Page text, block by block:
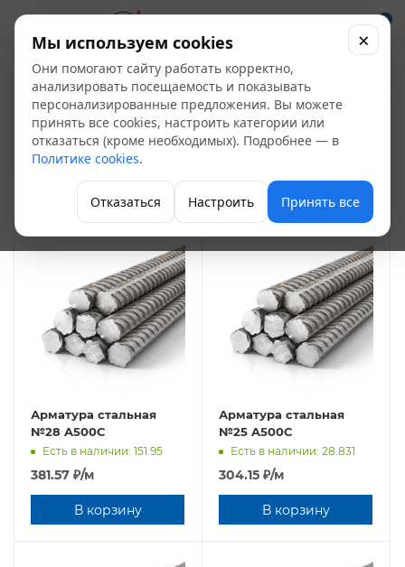
0
Арматура рифленая
11
Арматура стальная
ФИЛЬТР
Арматура стальная
№28 A500С
Есть в наличии: 151.95
381.57 ₽/м
В корзину
Арматура стальная
№25 A500С
Есть в наличии: 28.831
304.15 ₽/м
В корзину
Мы используем cookies
Они помогают сайту работать корректно,
анализировать посещаемость и показывать
персонализированные предложения. Вы можете
принять все cookies, настроить категории или
отказаться (кроме необходимых). Подробнее — в
Политике cookies.
Отказаться Настроить Принять все
×